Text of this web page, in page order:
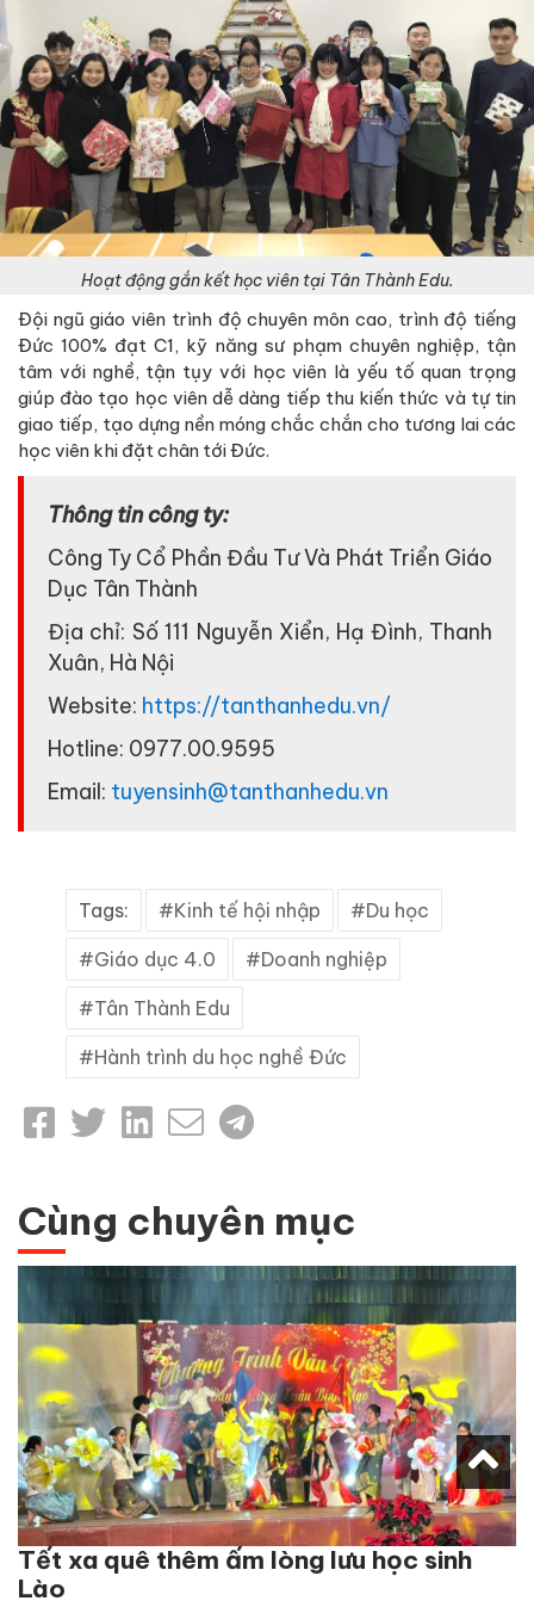
Hoạt động gắn kết học viên tại Tân Thành Edu.
Đội ngũ giáo viên trình độ chuyên môn cao, trình độ tiếng
Đức 100% đạt C1, kỹ năng sư phạm chuyên nghiệp, tận
tâm với nghề, tận tụy với học viên là yếu tố quan trọng
giúp đào tạo học viên dễ dàng tiếp thu kiến thức và tự tin
giao tiếp, tạo dựng nền móng chắc chắn cho tương lai các
học viên khi đặt chân tới Đức.
Thông tin công ty:
Công Ty Cổ Phần Đầu Tư Và Phát Triển Giáo
Dục Tân Thành
Địa chỉ: Số 111 Nguyễn Xiển, Hạ Đình, Thanh
Xuân, Hà Nội
Website: https://tanthanhedu.vn/
Hotline: 0977.00.9595
Email: tuyensinh@tanthanhedu.vn
Tags: Kinh tế hội nhập Du học
Giáo dục 4.0 Doanh nghiệp
Tân Thành Edu
Hành trình du học nghề Đức
Cùng chuyên mục
Tết xa quê thêm ấm lòng lưu học sinh
Lào